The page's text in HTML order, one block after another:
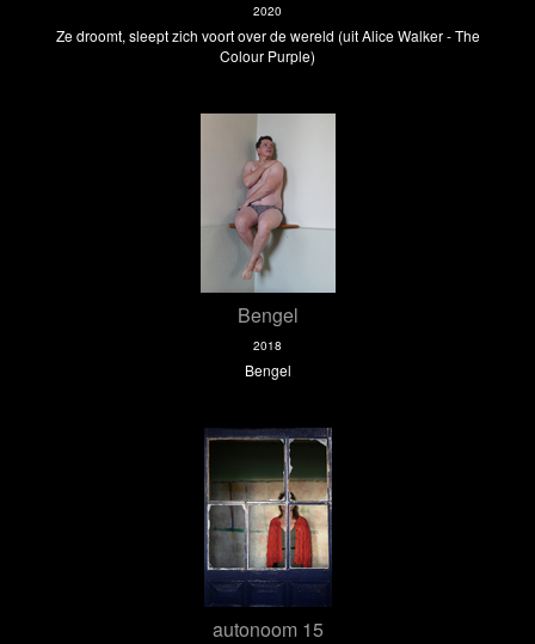
2020
Ze droomt, sleept zich voort over de wereld (uit Alice Walker - The
Colour Purple)
Bengel
2018
Bengel
autonoom 15